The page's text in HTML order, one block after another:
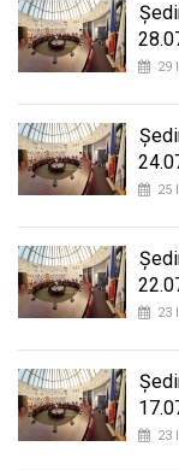
29
25
23
23